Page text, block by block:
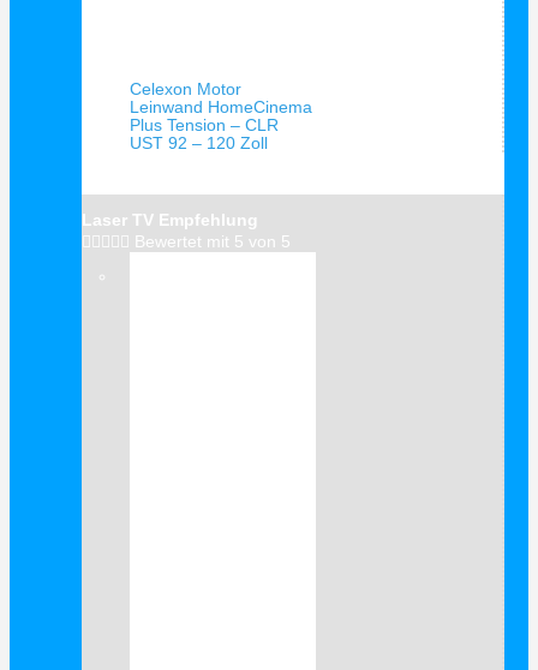
Celexon Motor
Leinwand HomeCinema
Plus Tension – CLR
UST 92 – 120 Zoll
Laser TV Empfehlung
     Bewertet mit 5 von 5